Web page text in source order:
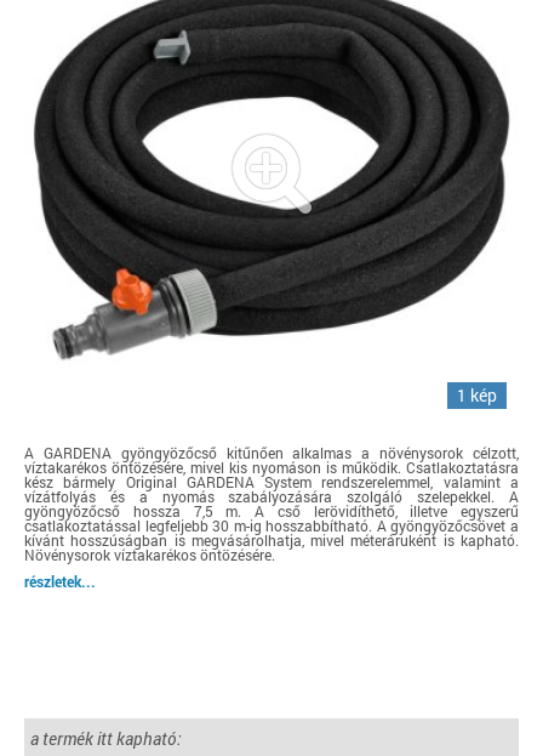
1 kép
A GARDENA gyöngyözőcső kitűnően alkalmas a növénysorok célzott,
víztakarékos öntözésére, mivel kis nyomáson is működik. Csatlakoztatásra
kész bármely Original GARDENA System rendszerelemmel, valamint a
vízátfolyás és a nyomás szabályozására szolgáló szelepekkel. A
gyöngyözőcső hossza 7,5 m. A cső lerövidíthető, illetve egyszerű
csatlakoztatással legfeljebb 30 m-ig hosszabbítható. A gyöngyözőcsövet a
kívánt hosszúságban is megvásárolhatja, mivel méteráruként is kapható.
Növénysorok víztakarékos öntözésére.
részletek...
a termék itt kapható: